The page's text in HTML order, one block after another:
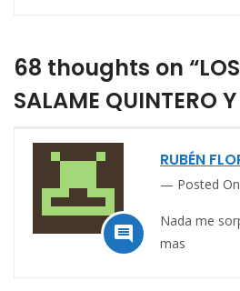
68 thoughts on “LOS
SALAME QUINTERO

RUBÉN
Posted
Nada me
mas